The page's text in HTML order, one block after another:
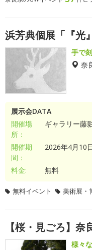
浜芳典個展「『光
手で
奈
展示会DATA
開催場
所：
ギャラリー藤
開催期
間：
2026年4月10
料金: 無料
無料イベント 美術展・
【桜・見ごろ】奈
様々